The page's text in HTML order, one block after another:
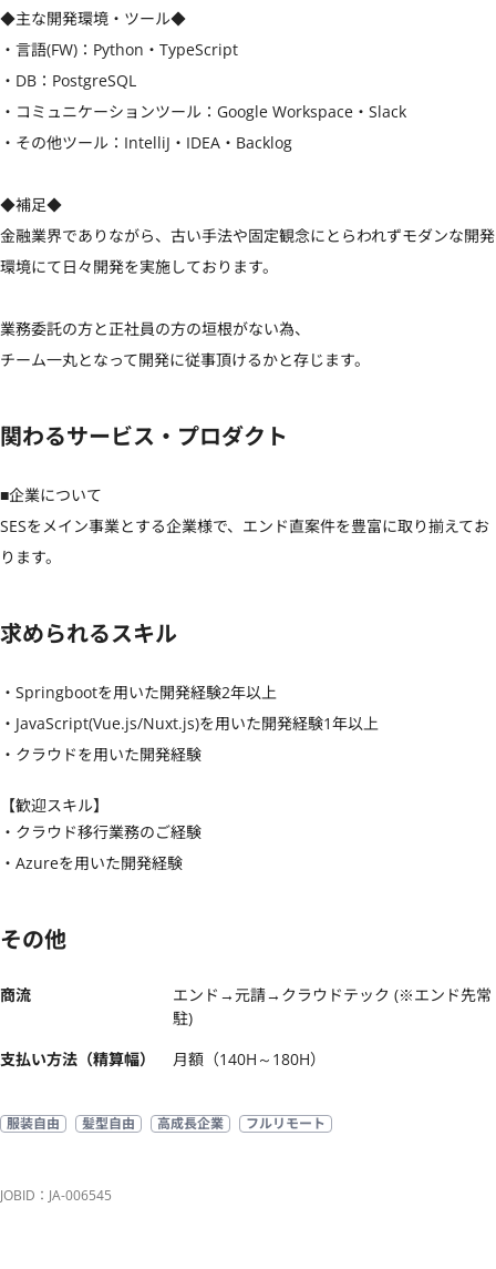
◆主な開発環境・ツール◆
・言語(FW)：Python・TypeScript
・DB：PostgreSQL
・コミュニケーションツール：Google Workspace・Slack
・その他ツール：IntelliJ・IDEA・Backlog
◆補足◆
金融業界でありながら、古い手法や固定観念にとらわれずモダンな開発
環境にて日々開発を実施しております。
業務委託の方と正社員の方の垣根がない為、
チーム一丸となって開発に従事頂けるかと存じます。
関わるサービス・プロダクト
■企業について
SESをメイン事業とする企業様で、エンド直案件を豊富に取り揃えてお
ります。
求められるスキル
・Springbootを用いた開発経験2年以上
・JavaScript(Vue.js/Nuxt.js)を用いた開発経験1年以上
・クラウドを用いた開発経験
【歓迎スキル】
・クラウド移行業務のご経験
・Azureを用いた開発経験
その他
商流
エンド→元請→クラウドテック (※エンド先常
駐)
支払い方法（精算幅）
月額（140H～180H）
服装自由 髪型自由 高成長企業 フルリモート
JOBID：JA-006545